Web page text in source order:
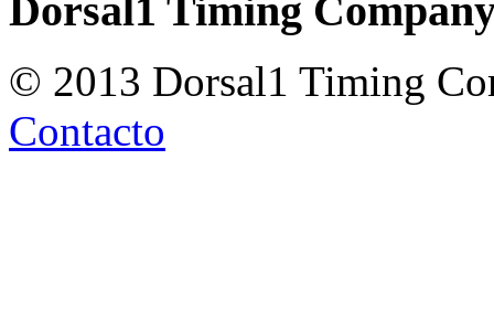
Dorsal1 Timing
© 2013 Dorsal1 Timing
Contacto